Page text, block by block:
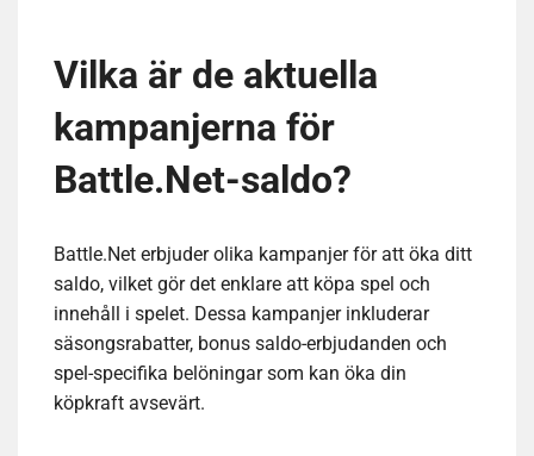
Vilka är de aktuella
kampanjerna för
Battle.Net-saldo?
Battle.Net erbjuder olika kampanjer för att öka ditt
saldo, vilket gör det enklare att köpa spel och
innehåll i spelet. Dessa kampanjer inkluderar
säsongsrabatter, bonus saldo-erbjudanden och
spel-specifika belöningar som kan öka din
köpkraft avsevärt.